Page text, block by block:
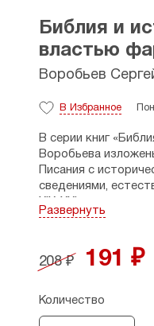
Библия и
властью
Воробьев
В Избранное
В серии книг
Воробьева
Писания с
сведениями,
Библию, так и
фресок и мозаик,
и архитектуры,
Серия будет
Развернуть
208 ₽ 191 ₽
Количество